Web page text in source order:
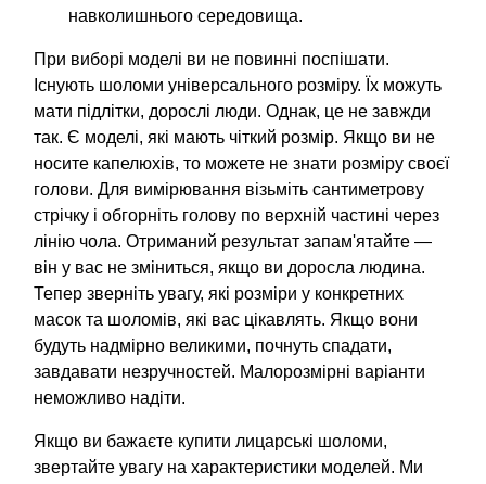
навколишнього середовища.
При виборі моделі ви не повинні поспішати.
Існують шоломи універсального розміру. Їх можуть
мати підлітки, дорослі люди. Однак, це не завжди
так. Є моделі, які мають чіткий розмір. Якщо ви не
носите капелюхів, то можете не знати розміру своєї
голови. Для вимірювання візьміть сантиметрову
стрічку і обгорніть голову по верхній частині через
лінію чола. Отриманий результат запам'ятайте —
він у вас не зміниться, якщо ви доросла людина.
Тепер зверніть увагу, які розміри у конкретних
масок та шоломів, які вас цікавлять. Якщо вони
будуть надмірно великими, почнуть спадати,
завдавати незручностей. Малорозмірні варіанти
неможливо надіти.
Якщо ви бажаєте купити лицарські шоломи,
звертайте увагу на характеристики моделей. Ми